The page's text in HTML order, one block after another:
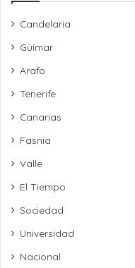
Candelaria
Güímar
Arafo
Tenerife
Canarias
Fasnia
Valle
El Tiempo
Sociedad
Universidad
Nacional